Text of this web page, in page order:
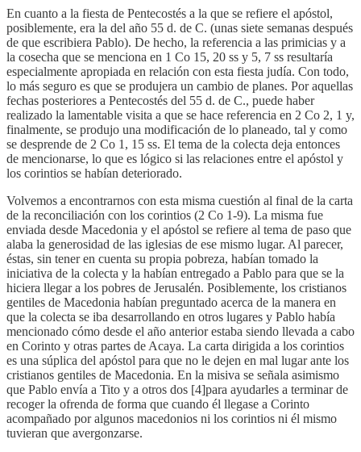
En cuanto a la fiesta de Pentecostés a la que se refiere el apóstol,
posiblemente, era la del año 55 d. de C. (unas siete semanas después
de que escribiera Pablo). De hecho, la referencia a las primicias y a
la cosecha que se menciona en 1 Co 15, 20 ss y 5, 7 ss resultaría
especialmente apropiada en relación con esta fiesta judía. Con todo,
lo más seguro es que se produjera un cambio de planes. Por aquellas
fechas posteriores a Pentecostés del 55 d. de C., puede haber
realizado la lamentable visita a que se hace referencia en 2 Co 2, 1 y,
finalmente, se produjo una modificación de lo planeado, tal y como
se desprende de 2 Co 1, 15 ss. El tema de la colecta deja entonces
de mencionarse, lo que es lógico si las relaciones entre el apóstol y
los corintios se habían deteriorado.
Volvemos a encontrarnos con esta misma cuestión al final de la carta
de la reconciliación con los corintios (2 Co 1-9). La misma fue
enviada desde Macedonia y el apóstol se refiere al tema de paso que
alaba la generosidad de las iglesias de ese mismo lugar. Al parecer,
éstas, sin tener en cuenta su propia pobreza, habían tomado la
iniciativa de la colecta y la habían entregado a Pablo para que se la
hiciera llegar a los pobres de Jerusalén. Posiblemente, los cristianos
gentiles de Macedonia habían preguntado acerca de la manera en
que la colecta se iba desarrollando en otros lugares y Pablo había
mencionado cómo desde el año anterior estaba siendo llevada a cabo
en Corinto y otras partes de Acaya. La carta dirigida a los corintios
es una súplica del apóstol para que no le dejen en mal lugar ante los
cristianos gentiles de Macedonia. En la misiva se señala asimismo
que Pablo envía a Tito y a otros dos [4]para ayudarles a terminar de
recoger la ofrenda de forma que cuando él llegase a Corinto
acompañado por algunos macedonios ni los corintios ni él mismo
tuvieran que avergonzarse.